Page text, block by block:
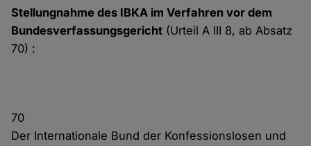
Stellungnahme des IBKA im Verfahren vor dem
Bundesverfassungsgericht (Urteil A III 8, ab Absatz
70) :
70
Der Internationale Bund der Konfessionslosen und